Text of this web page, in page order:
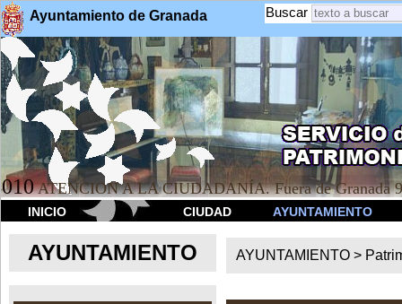
Ayuntamiento de Granada Buscar
010 ATENCION A LA CIUDADANÍA. Fuera de Granada
INICIO CIUDAD AYUNTAMIENTO
AYUNTAMIENTO AYUNTAMIENTO >